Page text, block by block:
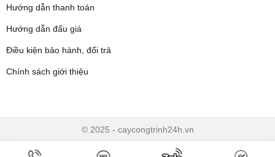
Hướng dẫn thanh toán
Hướng dẫn đấu giá
Điều kiện bảo hành, đổi trả
Chính sách giới thiệu
© 2025 - caycongtrinh24h.vn